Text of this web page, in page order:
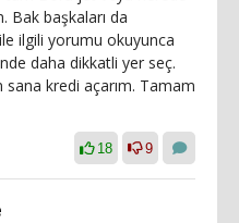
Bak başkaları da
ilgili yorumu okuyunca
daha dikkatli yer seç.
kredi açarım. Tamam
18 9